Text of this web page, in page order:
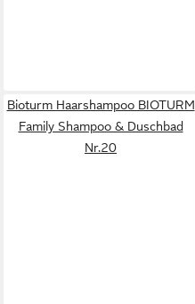
Bioturm Haarshampoo BIOTURM
Family Shampoo & Duschbad
Nr.20